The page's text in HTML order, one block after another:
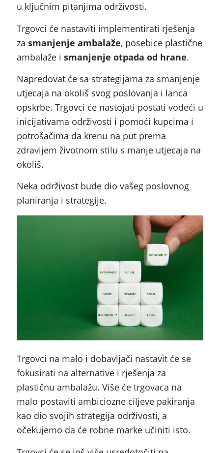
u ključnim pitanjima održivosti.
Trgovci će nastaviti implementirati rješenja
za smanjenje ambalaže, posebice plastične
ambalaže i smanjenje otpada od hrane.
Napredovat će sa strategijama za smanjenje
utjecaja na okoliš svog poslovanja i lanca
opskrbe. Trgovci će nastojati postati vodeći u
inicijativama održivosti i pomoći kupcima i
potrošačima da krenu na put prema
zdravijem životnom stilu s manje utjecaja na
okoliš.
Neka održivost bude dio vašeg poslovnog
planiranja i strategije.
Trgovci na malo i dobavljači nastavit će se
fokusirati na alternative i rješenja za
plastičnu ambalažu. Više će trgovaca na
malo postaviti ambiciozne ciljeve pakiranja
kao dio svojih strategija održivosti, a
očekujemo da će robne marke učiniti isto.